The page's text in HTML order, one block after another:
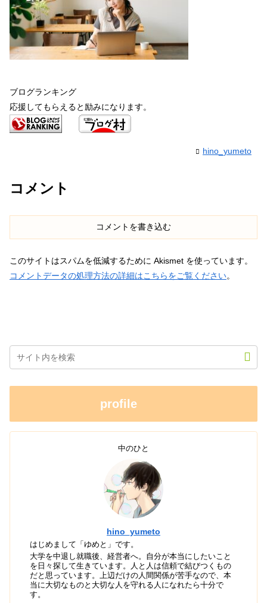
ブログランキング
応援してもらえると励みになります。
hino_yumeto
コメント
コメントを書き込む
このサイトはスパムを低減するために Akismet を使っています。
コメントデータの処理方法の詳細はこちらをご覧ください。
profile
中のひと
hino_yumeto
はじめまして「ゆめと」です。
大学を中退し就職後、経営者へ。自分が本当にしたいこと
を日々探して生きています。人と人は信頼で結びつくもの
だと思っています。上辺だけの人間関係が苦手なので、本
当に大切なものと大切な人を守れる人になれたら十分で
す。